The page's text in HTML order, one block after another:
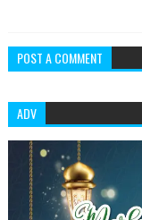
POST A COMMENT
ADV